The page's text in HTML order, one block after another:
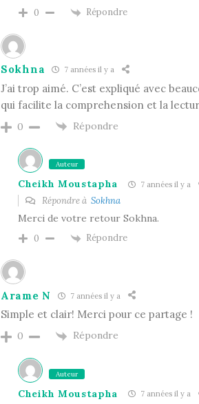
0 Répondre
Sokhna 7 années il y a
J’ai trop aimé. C’est expliqué avec
qui facilite la comprehension et la
0 Répondre
Auteur
Cheikh Moustapha 7 années il y a
Répondre à Sokhna
Merci de votre retour Sokhna.
0 Répondre
Arame N 7 années il y a
Simple et clair! Merci pour ce partage !
0 Répondre
Auteur
Cheikh Moustapha 7 années il y a